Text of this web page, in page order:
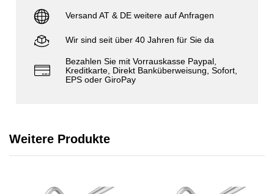
Versand AT & DE weitere auf Anfragen
Wir sind seit über 40 Jahren für Sie da
Bezahlen Sie mit Vorrauskasse Paypal,
Kreditkarte, Direkt Banküberweisung, Sofort,
EPS oder GiroPay
Weitere Produkte